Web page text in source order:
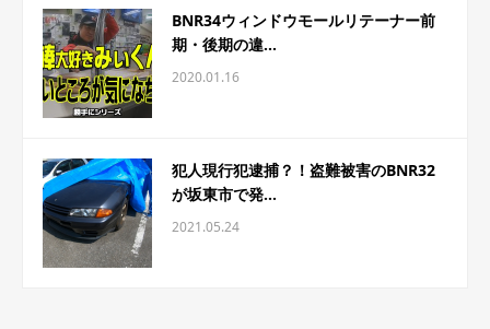
BNR34ウィンドウモールリテーナー前
期・後期の違...
2020.01.16
犯人現行犯逮捕？！盗難被害のBNR32
が坂東市で発...
2021.05.24